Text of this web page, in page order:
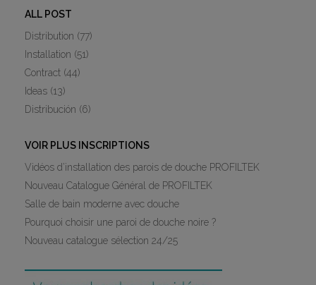
ALL POST
Distribution (77)
Installation (51)
Contract (44)
Ideas (13)
Distribución (6)
VOIR PLUS INSCRIPTIONS
Vidéos d’installation des parois de douche PROFILTEK
Nouveau Catalogue Général de PROFILTEK
Salle de bain moderne avec douche
Pourquoi choisir une paroi de douche noire ?
Nouveau catalogue sélection 24/25